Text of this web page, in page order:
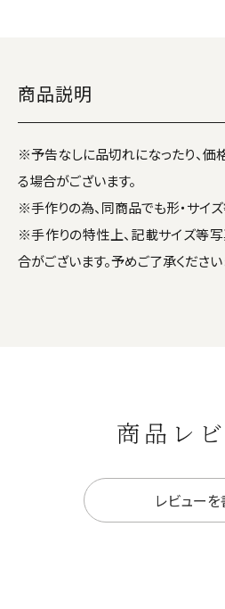
商品説明
※予告なしに品切れになったり、価
る場合がございます。
※手作りの為、同商品でも形・サイ
※手作りの特性上、記載サイズ等
合がございます。予めご了承ください
商品レ
レビューを